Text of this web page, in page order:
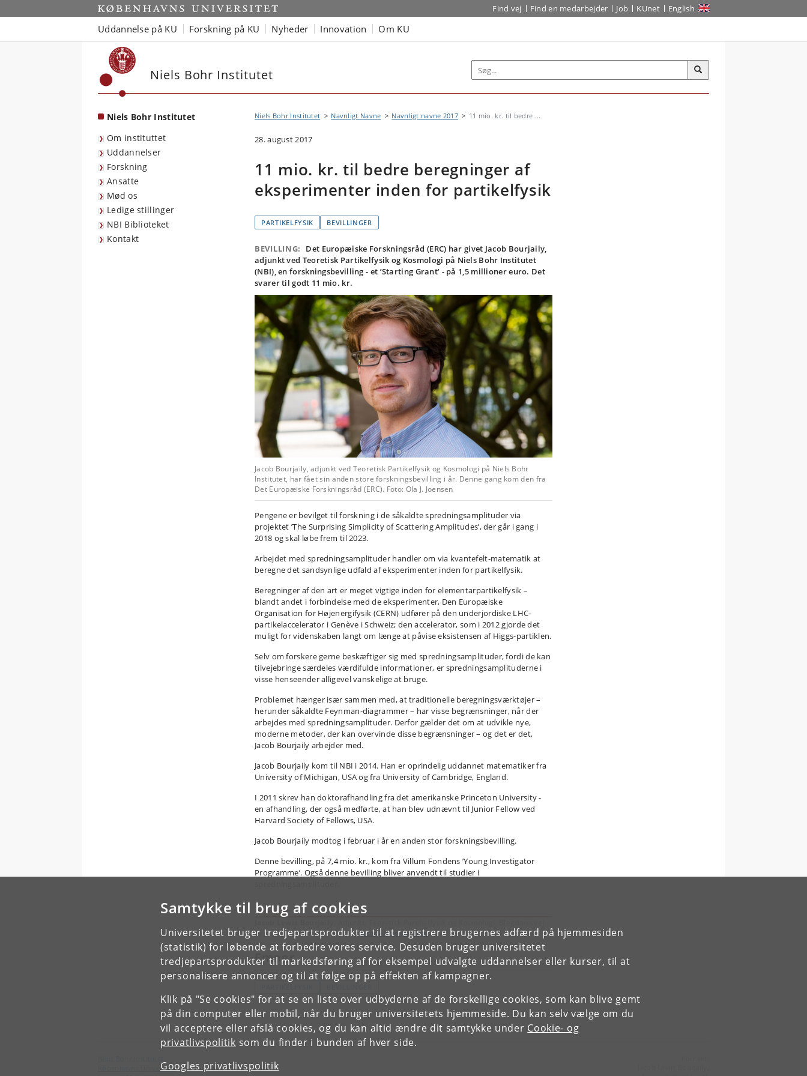
Samtykke til brug af cookies
Universitetet bruger tredjepartsprodukter til at registrere brugernes adfærd på hjemmesiden
(statistik) for løbende at forbedre vores service. Desuden bruger universitetet
tredjepartsprodukter til markedsføring af for eksempel udvalgte uddannelser eller kurser, til at
personalisere annoncer og til at følge op på effekten af kampagner.
Klik på "Se cookies" for at se en liste over udbyderne af de forskellige cookies, som kan blive gemt
på din computer eller mobil, når du bruger universitetets hjemmeside. Du kan selv vælge om du
vil acceptere eller afslå cookies, og du kan altid ændre dit samtykke under Cookie- og
privatlivspolitik som du finder i bunden af hver side.
Googles privatlivspolitik
Start Find vej Find en medarbejder Job KUnet English
Uddannelse på KU Forskning på KU Nyheder Innovation Om KU
Niels Bohr Institutet
Niels Bohr Institutet
Om instituttet
Uddannelser
Forskning
Ansatte
Mød os
Ledige stillinger
NBI Biblioteket
Kontakt
Niels Bohr Institutet Navnligt Navne Navnligt navne 2017 11 mio. kr. til bedre ...
28. august 2017
11 mio. kr. til bedre beregninger af
eksperimenter inden for partikelfysik
PARTIKELFYSIK BEVILLINGER
BEVILLING:
Det Europæiske Forskningsråd (ERC) har givet Jacob Bourjaily,
adjunkt ved Teoretisk Partikelfysik og Kosmologi på Niels Bohr Institutet
(NBI), en forskningsbevilling - et ’Starting Grant’ - på 1,5 millioner euro. Det
svarer til godt 11 mio. kr.
Jacob Bourjaily, adjunkt ved Teoretisk Partikelfysik og Kosmologi på Niels Bohr
Institutet, har fået sin anden store forskningsbevilling i år. Denne gang kom den fra
Det Europæiske Forskningsråd (ERC). Foto: Ola J. Joensen
Pengene er bevilget til forskning i de såkaldte spredningsamplituder via
projektet ’The Surprising Simplicity of Scattering Amplitudes’, der går i gang i
2018 og skal løbe frem til 2023.
Arbejdet med spredningsamplituder handler om via kvantefelt-matematik at
beregne det sandsynlige udfald af eksperimenter inden for partikelfysik.
Beregninger af den art er meget vigtige inden for elementarpartikelfysik –
blandt andet i forbindelse med de eksperimenter, Den Europæiske
Organisation for Højenergifysik (CERN) udfører på den underjordiske LHC-
partikelaccelerator i Genève i Schweiz; den accelerator, som i 2012 gjorde det
muligt for videnskaben langt om længe at påvise eksistensen af Higgs-partiklen.
Selv om forskere gerne beskæftiger sig med spredningsamplituder, fordi de kan
tilvejebringe særdeles værdifulde informationer, er spredningsamplituderne i
visse henseender alligevel vanskelige at bruge.
Problemet hænger især sammen med, at traditionelle beregningsværktøjer –
herunder såkaldte Feynman-diagrammer – har visse begrænsninger, når der
arbejdes med spredningsamplituder. Derfor gælder det om at udvikle nye,
moderne metoder, der kan overvinde disse begrænsninger – og det er det,
Jacob Bourjaily arbejder med.
Jacob Bourjaily kom til NBI i 2014. Han er oprindelig uddannet matematiker fra
University of Michigan, USA og fra University of Cambridge, England.
I 2011 skrev han doktorafhandling fra det amerikanske Princeton University -
en afhandling, der også medførte, at han blev udnævnt til Junior Fellow ved
Harvard Society of Fellows, USA.
Jacob Bourjaily modtog i februar i år en anden stor forskningsbevilling.
Denne bevilling, på 7,4 mio. kr., kom fra Villum Fondens ’Young Investigator
Programme’. Også denne bevilling bliver anvendt til studier i
17, 2100 København Ø. Email:bourjaily@nbi.ku.dk
Emner
Københavns Universitet